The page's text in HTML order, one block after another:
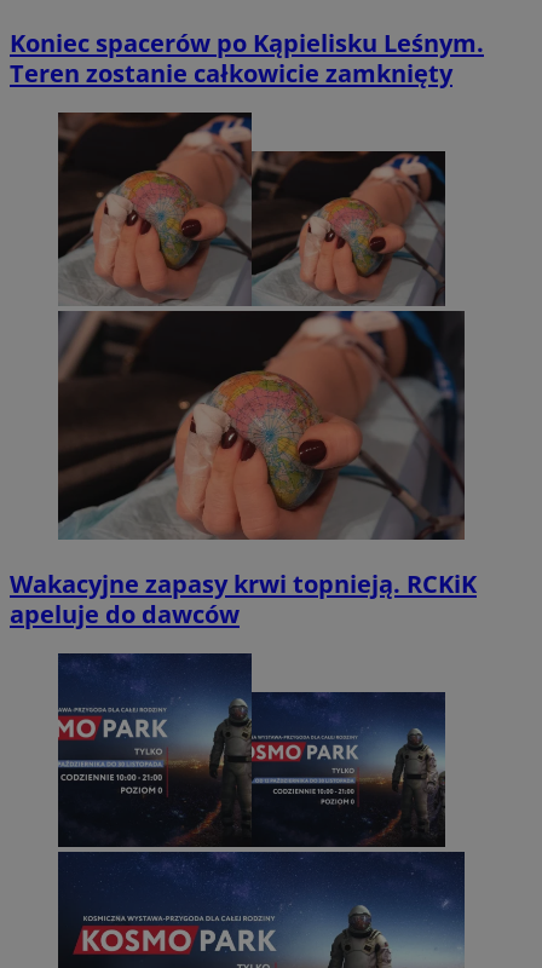
Koniec spacerów po Kąpielisku Leśnym.
Teren zostanie całkowicie zamknięty
Wakacyjne zapasy krwi topnieją. RCKiK
apeluje do dawców